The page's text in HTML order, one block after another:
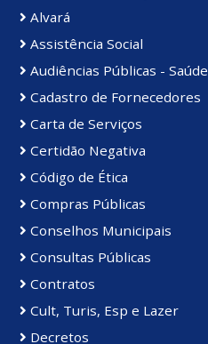
Alvará
Assistência Social
Audiências Públicas - Saúde
Cadastro de Fornecedores
Carta de Serviços
Certidão Negativa
Código de Ética
Compras Públicas
Conselhos Municipais
Consultas Públicas
Contratos
Cult, Turis, Esp e Lazer
Decretos